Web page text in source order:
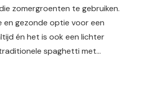
zomergroenten te gebruiken.
en gezonde optie voor een
én het is ook een lichter
spaghetti met…